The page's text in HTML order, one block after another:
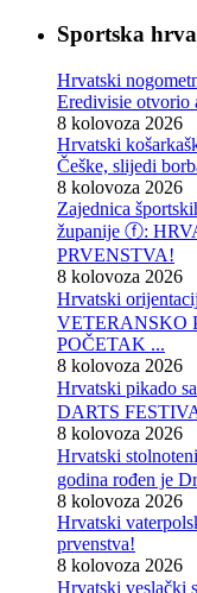
Sportska
Hrvatski
Eredivisie otvorio
8 kolovoza 2026
Hrvatski
Češke, slijedi
8 kolovoza 2026
Zajednica
županije ⓕ:
PRVENSTVA!
8 kolovoza 2026
Hrvatski
VETERANSKO
POČETAK ...
8 kolovoza 2026
Hrvatski pikado
DARTS
8 kolovoza 2026
Hrvatski
godina rođen je
8 kolovoza 2026
Hrvatski
prvenstva!
8 kolovoza 2026
Hrvatski veslački